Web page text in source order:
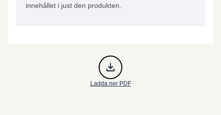
innehållet i just den produkten.
Ladda ner PDF